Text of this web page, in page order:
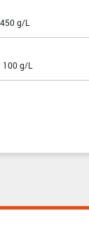
g/L
100 g/L